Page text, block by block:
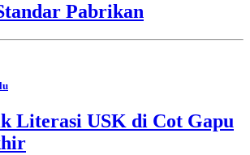
Pabrikan
Literasi USK di Cot Gapu